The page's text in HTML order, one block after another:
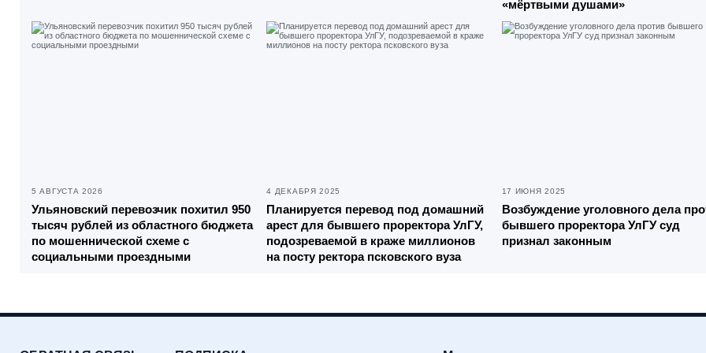
«мёртвыми душами»
5 АВГУСТА 2026
Ульяновский перевозчик похитил 950
тысяч рублей из областного бюджета
по мошеннической схеме с
социальными проездными
4 ДЕКАБРЯ 2025
Планируется перевод под домашний
арест для бывшего проректора УлГУ,
подозреваемой в краже миллионов
на посту ректора псковского вуза
17 ИЮНЯ 2025
Возбуждение уголовного дела
бывшего проректора УлГУ суд
признал законным